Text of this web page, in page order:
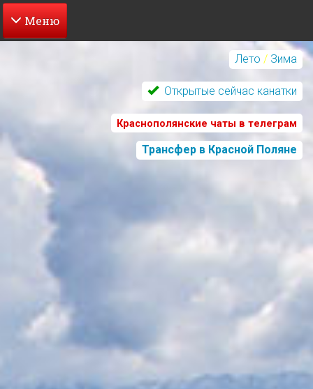
Перейти
Лето / Зима
Открытые сейчас канатки
Краснополянские чаты в телеграм
Трансфер в Красной Поляне